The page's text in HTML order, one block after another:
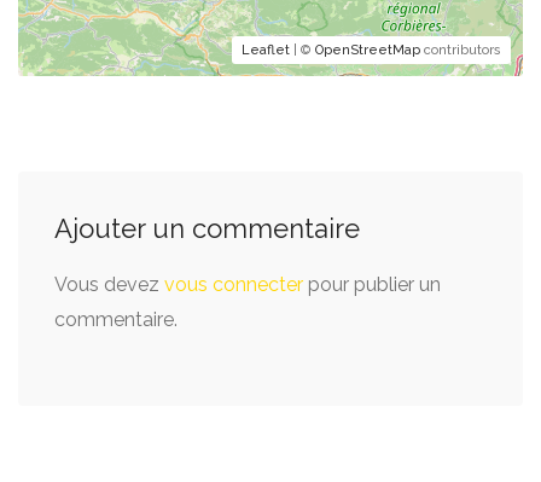
Leaflet | © OpenStreetMap contributors
Ajouter un commentaire
Vous devez vous connecter pour publier un
commentaire.